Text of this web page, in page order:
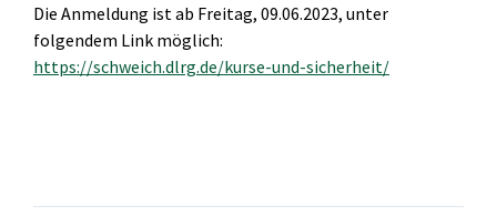
Die Anmeldung ist ab Freitag, 09.06.2023, unter
folgendem Link möglich:
https://schweich.dlrg.de/kurse-und-sicherheit/